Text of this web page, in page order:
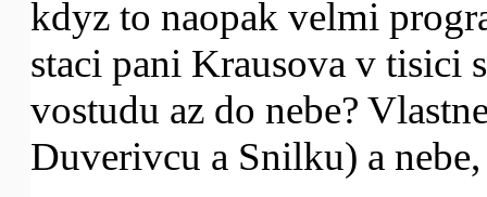
kdyz to naopak velmi
staci pani Krausova v tisici
vostudu az do nebe?
Duverivcu a Snilku) a